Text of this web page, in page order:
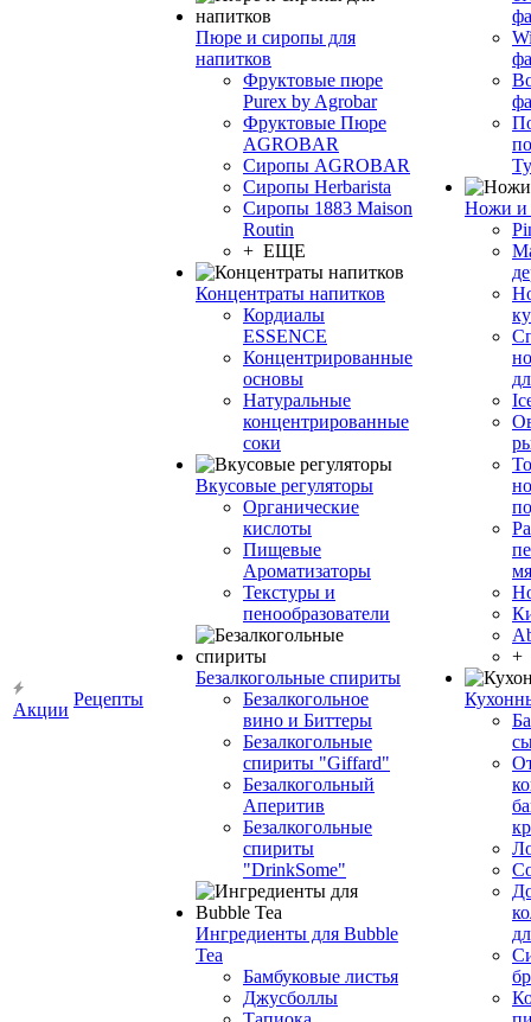
Акции
Рецепты
Пюре и сиропы для
напитков
Фруктовые пюре
Purex by Agrobar
Фруктовые Пюре
AGROBAR
Сиропы AGROBAR
Сиропы Herbarista
Сиропы 1883 Maison
Routin
+ ЕЩЕ
Концентраты напитков
Кордиалы
ESSENCE
Концентрированные
основы
Натуральные
концентрированные
соки
Вкусовые регуляторы
Органические
кислоты
Пищевые
Ароматизаторы
Текстуры и
пенообразователи
Безалкогольные спириты
Безалкогольное
вино и Биттеры
Безалкогольные
спириты "Giffard"
Безалкогольный
Аперитив
Безалкогольные
спириты
"DrinkSome"
Ингредиенты для Bubble
Tea
Бамбуковые листья
Джусболлы
Ножи и
+